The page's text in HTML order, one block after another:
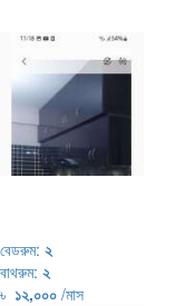
বেডরুম: ২
বাথরুম: ২
৳ ১২,০০০ /মাস